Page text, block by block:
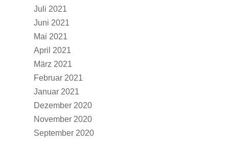
Juli 2021
Juni 2021
Mai 2021
April 2021
März 2021
Februar 2021
Januar 2021
Dezember 2020
November 2020
September 2020